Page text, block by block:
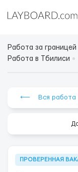
Работа за границей
Работа в Тбилиси
⟵ Вся работа
ПРОВЕРЕННАЯ